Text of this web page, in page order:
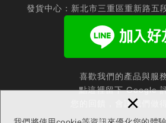
×
發貨中心：新北市三重區重新路五
喜歡我們的產品與服
點這裡留下 Google
您的回饋，會讓我們做